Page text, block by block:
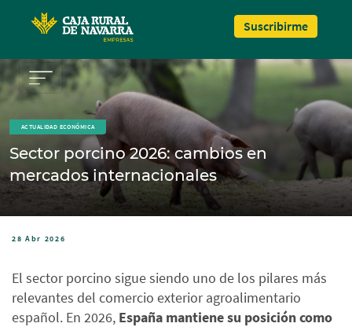
Suscribirme
ACTUALIDAD ECONÓMICA
Sector porcino 2026: cambios en
mercados internacionales
28 Abr 2026
El sector porcino sigue siendo uno de los pilares más
relevantes del comercio exterior agroalimentario
español. En 2026, España mantiene su posición como